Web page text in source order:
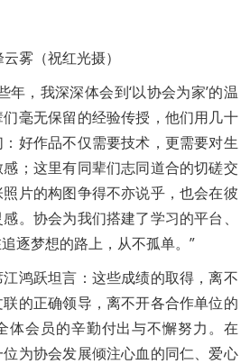
雾（祝红光摄）
年，我深深体会到‘以协会为家’的温
毫无保留的经验传授，他们用几十
好作品不仅需要技术，更需要对生
；这里有同辈们志同道合的切磋交
片的构图争得不亦说乎，也会在彼
。协会为我们搭建了学习的平台、
逐梦想的路上，从不孤单。”
鸿跃坦言：这些成绩的取得，离不
的正确领导，离不开各合作单位的
体会员的辛勤付出与不懈努力。在
为协会发展倾注心血的同仁、爱心